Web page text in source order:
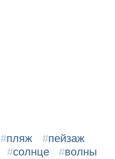
#пляж #пейзаж
#солнце #волны